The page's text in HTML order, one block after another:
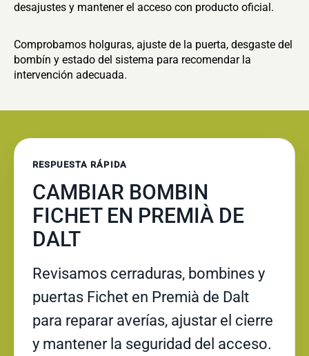
desajustes y mantener el acceso con producto oficial.
Comprobamos holguras, ajuste de la puerta, desgaste del
bombín y estado del sistema para recomendar la
intervención adecuada.
RESPUESTA RÁPIDA
CAMBIAR BOMBIN
FICHET EN PREMIÀ DE
DALT
Revisamos cerraduras, bombines y
puertas Fichet en Premià de Dalt
para reparar averías, ajustar el cierre
y mantener la seguridad del acceso.